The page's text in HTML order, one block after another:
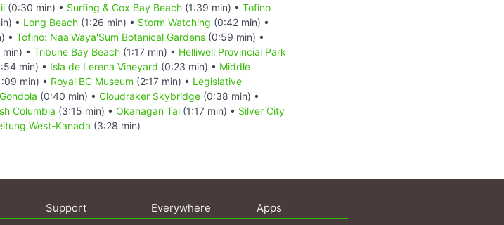
(0:30 min) • Surfing & Cox Bay Beach (1:39 min) • Tofino
• Long Beach (1:26 min) • Storm Watching (0:42 min) •
• Tofino: Naa'Waya'Sum Botanical Gardens (0:59 min) •
• Tribune Bay Beach (1:17 min) • Helliwell Provincial Park
min) • Isla de Lerena Vineyard (0:23 min) • Middle
min) • Royal BC Museum (2:17 min) • Legislative
(0:40 min) • Cloudraker Skybridge (0:38 min) •
Columbia (3:15 min) • Okanagan Tal (1:17 min) • Silver City
West-Kanada (3:28 min)
Support Everywhere Apps